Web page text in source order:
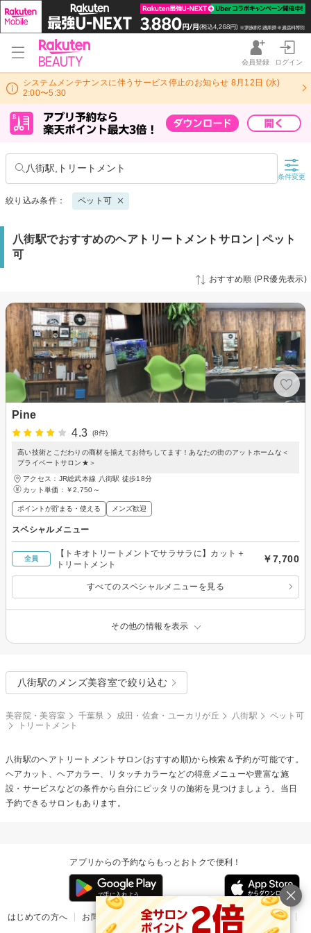
会員登録 ログイン
システムメンテナンスに伴うサービス停止のお知らせ 8月12日 (水)
2:00〜5:30
八街駅,トリートメント
条件変更
絞り込み条件： ペット可
八街駅でおすすめのヘアトリートメントサロン | ペット
可
おすすめ順 (PR優先表示)
Pine
4.3
(8件)
高い技術とこだわりの商材を揃えてお待ちしてます！あなたの街のアットホームな＜
プライベートサロン★＞
アクセス：JR総武本線 八街駅 徒歩18分
カット単価： ￥2,750～
ポイントが貯まる・使える メンズ歓迎
スペシャルメニュー
全員
【トキオトリートメントでサラサラに】カット＋
トリートメント
￥7,700
すべてのスペシャルメニューを見る
その他の情報を表示
八街駅のメンズ美容室で絞り込む
美容院・美容室 千葉県 成田・佐倉・ユーカリが丘 八街駅
ペット可
トリートメント
八街駅のヘアトリートメント サロン(おすすめ順)から検索＆予約が可能です。
ヘアカット、ヘアカラー、リタッチカラーなどの得意メニューや豊富な施
設・サービスなどの条件から自分にピッタリの施術を見つけましょう。当日
予約できるサロンもあります。
アプリからの予約ならもっとおトクで便利！
はじめての方へ お問い合わせ ヘルプ リリース情報
利用規約
掲載ご希望のサロン様